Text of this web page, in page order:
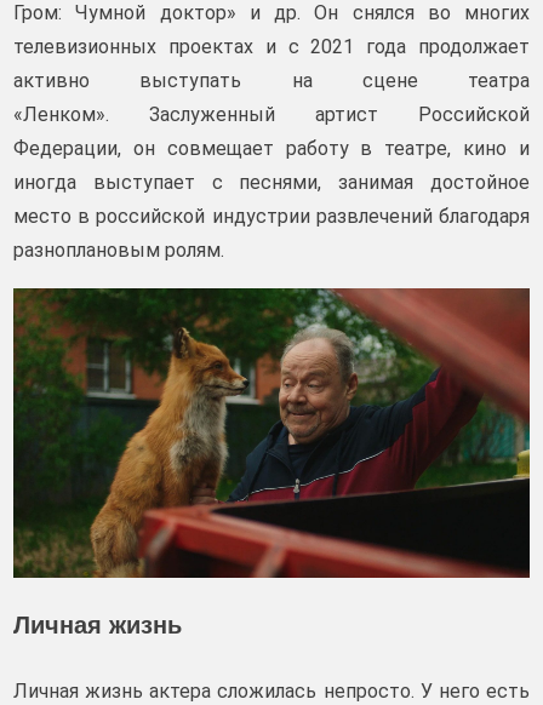
Гром: Чумной доктор» и др. Он снялся во многих
телевизионных проектах и с 2021 года продолжает
активно выступать на сцене театра
«Ленком». Заслуженный артист Российской
Федерации, он совмещает работу в театре, кино и
иногда выступает с песнями, занимая достойное
место в российской индустрии развлечений благодаря
разноплановым ролям.
Личная жизнь
Личная жизнь актера сложилась непросто. У него есть